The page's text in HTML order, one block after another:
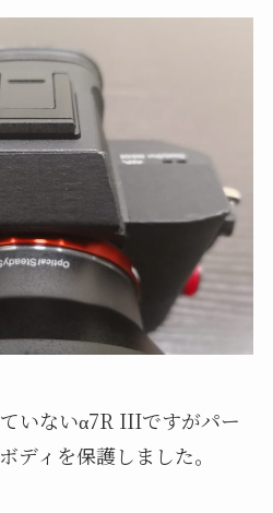
いないα7R IIIですがパー
ディを保護しました。